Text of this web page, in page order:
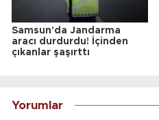
Samsun'da Jandarma
aracı durdurdu! İçinden
çıkanlar şaşırttı
Yorumlar